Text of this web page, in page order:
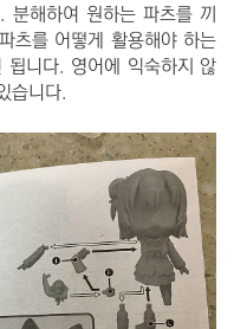
분해하여 원하는 파츠를 끼
츠를 어떻게 활용해야 하는
됩니다. 영어에 익숙하지 않
습니다.